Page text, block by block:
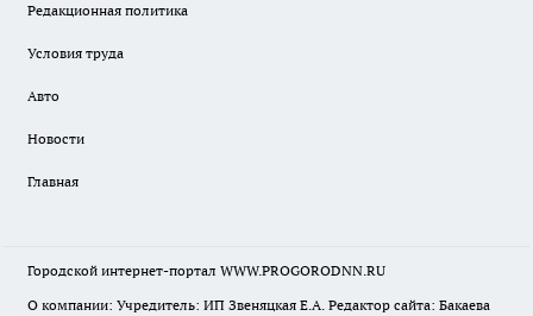
Редакционная политика
Условия труда
Авто
Новости
Главная
Городской интернет-портал WWW.PROGORODNN.RU
О компании: Учредитель: ИП Звеняцкая Е.А. Редактор сайта: Бакаева